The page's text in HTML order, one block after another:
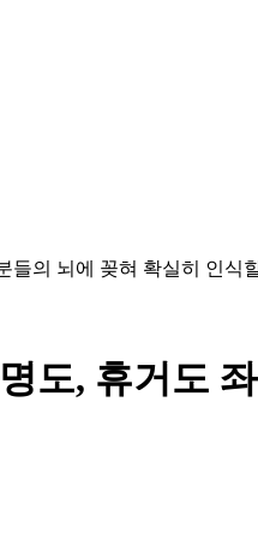
의 뇌에 꽂혀 확실히 인식
도, 휴거도